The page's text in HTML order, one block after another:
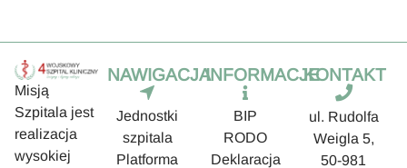
Misją
Szpitala jest
realizacja
wysokiej
NAWIGACJA
Jednostki
szpitala
Platforma
INFORMACJE
BIP
RODO
Deklaracja
KONTAKT
ul. Rudolfa
Weigla 5,
50-981